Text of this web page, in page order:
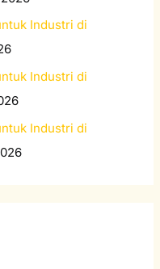
Industri di
Industri di
Industri di